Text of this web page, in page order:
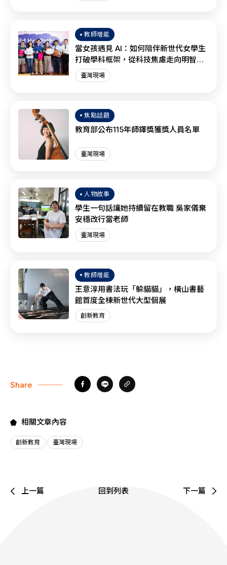
教師增能
當女孩遇見 AI：如何陪伴新世代女學生
打破學科框架，從科技焦慮走向明智協
作？
臺灣現場
焦點話題
教育部公布115年師鐸獎獲獎人員名單
臺灣現場
人物故事
學生一句話讓她持續留在教職 吳家儀棄
安穩改行當老師
臺灣現場
教師增能
王意淳用書法玩「躲貓貓」，橫山書藝
館首度全棟新世代大型個展
創新教育
Share
相關文章內容
創新教育 臺灣現場
上一篇 回到列表 下一篇